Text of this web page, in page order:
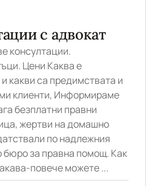
с адвокат
консултации.
Цени Каква е
какви са предимствата и
клиенти, Информираме
безплатни правни
жертви на домашно
по надлежния
за правна помощ. Как
повече можете ...